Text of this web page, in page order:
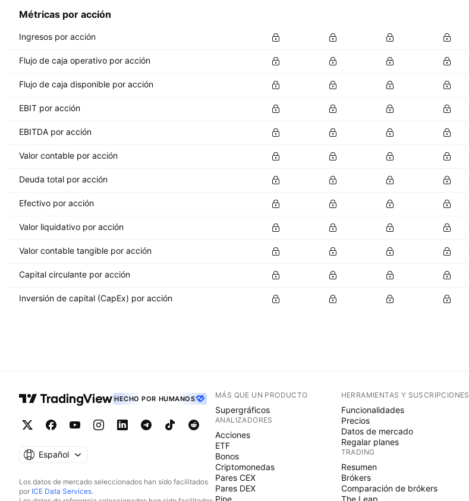
Métricas por acción
Ingresos por acción
Flujo de caja operativo por acción
Flujo de caja disponible por acción
EBIT por acción
EBITDA por acción
Valor contable por acción
Deuda total por acción
Efectivo por acción
Valor liquidativo por acción
Valor contable tangible por acción
Capital circulante por acción
Inversión de capital (CapEx) por acción
HECHO POR HUMANOS
Español
Los datos de mercado seleccionados han sido facilitados
por ICE Data Services.
MÁS QUE UN PRODUCTO
Supergráficos
ANALIZADORES
Acciones
ETF
Bonos
Criptomonedas
Pares CEX
Pares DEX
Pine
HERRAMIENTAS Y SUSCRIPCIONES
Funcionalidades
Precios
Datos de mercado
Regalar planes
TRADING
Resumen
Brókers
Comparación de brókers
The Leap